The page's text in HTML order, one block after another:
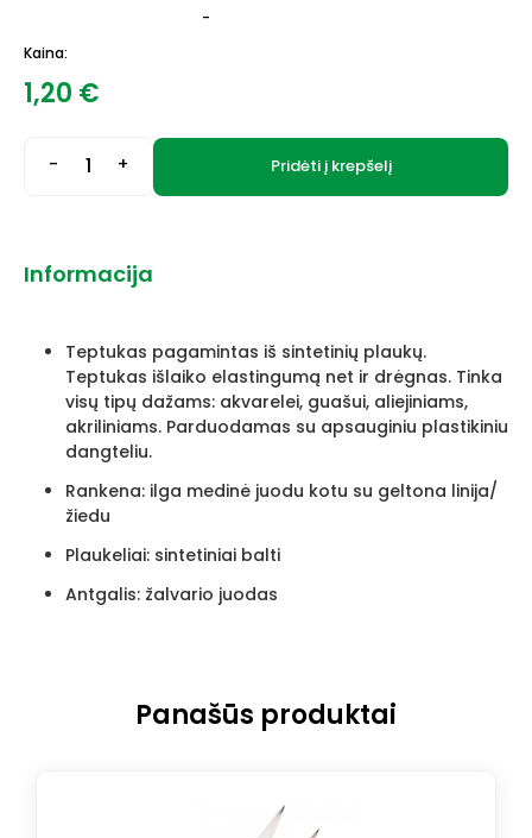
-
Kaina:
1,20 €
- + Pridėti į krepšelį
Informacija
Teptukas pagamintas iš sintetinių plaukų.
Teptukas išlaiko elastingumą net ir drėgnas. Tinka
visų tipų dažams: akvarelei, guašui, aliejiniams,
akriliniams. Parduodamas su apsauginiu plastikiniu
dangteliu.
Rankena: ilga medinė juodu kotu su geltona linija/
žiedu
Plaukeliai: sintetiniai balti
Antgalis: žalvario juodas
Panašūs produktai